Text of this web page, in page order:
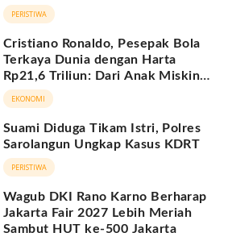
Deretan Fakta yang Belum
Terjawab
PERISTIWA
Cristiano Ronaldo, Pesepak Bola
Terkaya Dunia dengan Harta
Rp21,6 Triliun: Dari Anak Miskin
hingga Miliarder
EKONOMI
Suami Diduga Tikam Istri, Polres
Sarolangun Ungkap Kasus KDRT
PERISTIWA
Wagub DKI Rano Karno Berharap
Jakarta Fair 2027 Lebih Meriah
Sambut HUT ke-500 Jakarta